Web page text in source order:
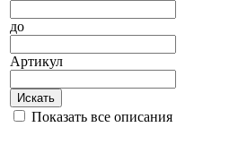
до
Артикул
Искать
Показать все описания